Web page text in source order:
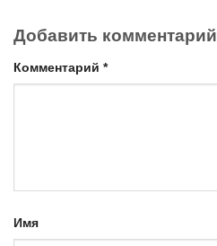
Добавить комментарий
Комментарий *
Имя